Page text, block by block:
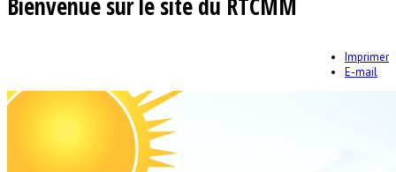
Bienvenue sur le site du RTCMM
Imprimer
E-mail